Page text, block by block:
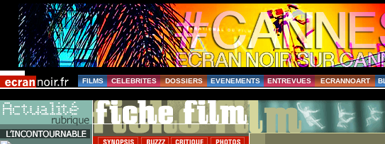
FILMS CELEBRITES DOSSIERS EVENEMENTS ENTREVUES ECRANNOART